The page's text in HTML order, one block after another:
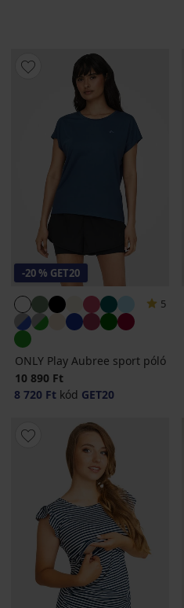
-20 % GET20
5
ONLY Play Aubree sport póló
10 890 Ft
8 720 Ft kód GET20